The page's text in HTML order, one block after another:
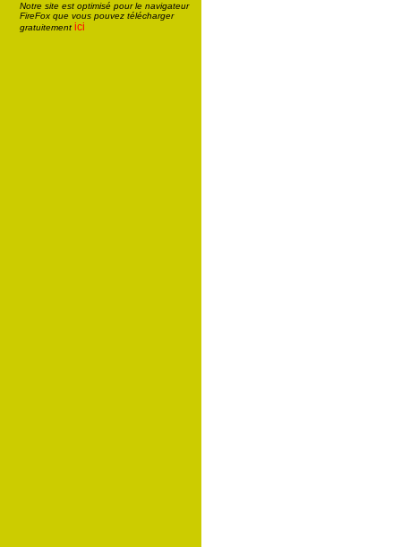
Notre site est optimisé pour le navigateur
FireFox que vous pouvez télécharger
gratuitement ici